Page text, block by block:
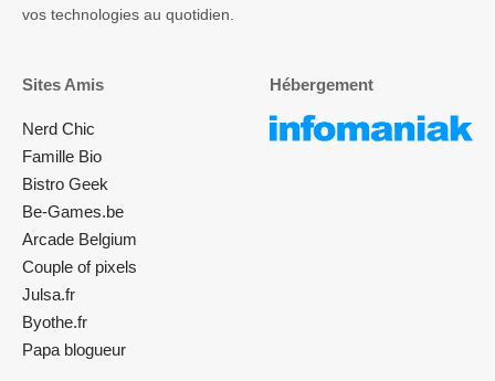
vos technologies au quotidien.
Sites Amis
Nerd Chic
Famille Bio
Bistro Geek
Be-Games.be
Arcade Belgium
Couple of pixels
Julsa.fr
Byothe.fr
Papa blogueur
Hébergement